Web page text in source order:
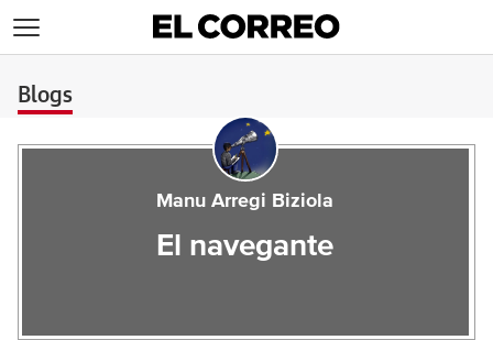
Blogs
Manu Arregi Biziola
El navegante